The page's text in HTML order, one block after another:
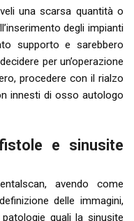
una scarsa quantità o
degli impianti
supporto e sarebbero
per un’operazione
procedere con il rialzo
innesti di osso autologo
e sinusite
avendo come
delle immagini,
quali la sinusite